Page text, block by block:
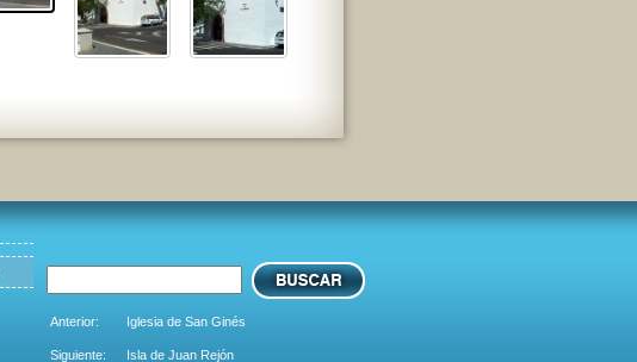
Anterior: Iglesia de San Ginés
Siguiente: Isla de Juan Rejón